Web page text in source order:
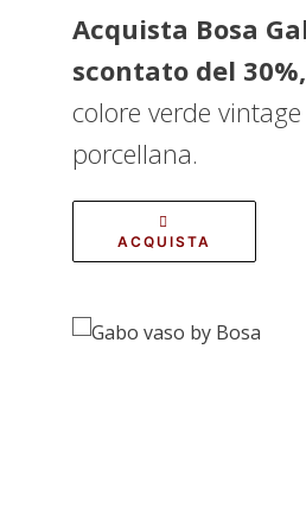
Acquista Bosa
scontato del 30%,
colore verde
porcellana.
ACQUISTA